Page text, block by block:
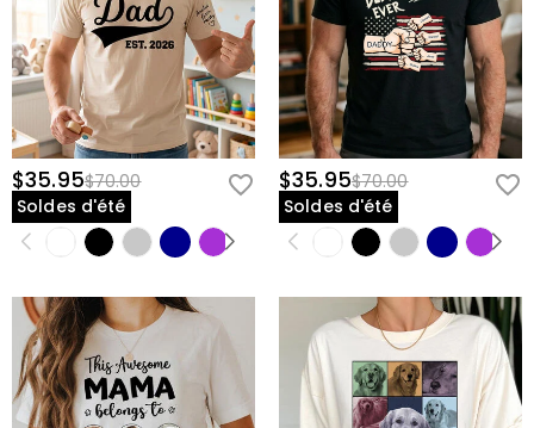
$35.95$70.00
Soldes d'été
$35.95$70.00
Soldes d'été